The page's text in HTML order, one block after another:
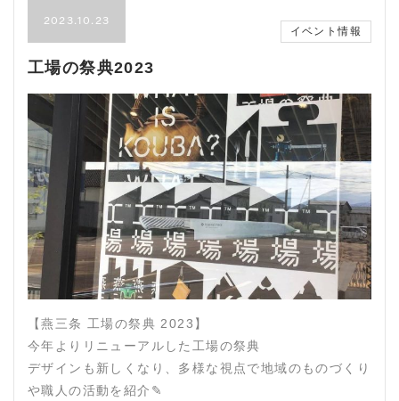
2023.10.23
イベント情報
工場の祭典2023
【燕三条 工場の祭典 2023】
今年よりリニューアルした工場の祭典
デザインも新しくなり、多様な視点で地域のものづくり
や職人の活動を紹介✎